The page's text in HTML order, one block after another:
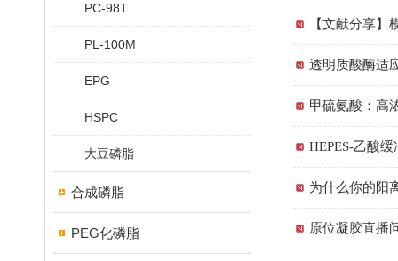
PC-98T
PL-100M
EPG
HSPC
大豆磷脂
合成磷脂
PEG化磷脂
【文献分享
透明质酸酶适
甲硫氨酸：高
HEPES-乙酸
为什么你的阳
原位凝胶直播